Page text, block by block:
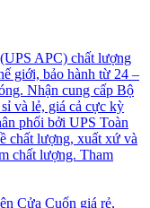
APC) chất lượng
giới, bảo hành từ 24 –
Nhận cung cấp Bộ
và lẻ, giá cả cực kỳ
phối bởi UPS Toàn
chất lượng, xuất xứ và
chất lượng. Tham
Cửa Cuốn giá rẻ,